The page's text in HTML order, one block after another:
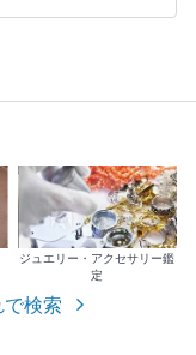
ジュエリー・アクセサリー鑑
定
検索